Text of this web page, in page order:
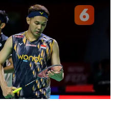
tangkis ganda putra Indonesia,
Sohibul Fikri setelah
laga 32 besar Indonesia
China, Chen Bo Yang dan
Jakarta, Rabu (03/06/2026).
Lazuardi)